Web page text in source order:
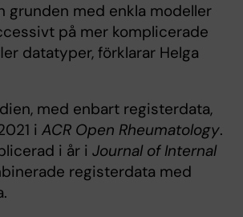
grunden med enkla modeller
på mer komplicerade
datatyper, förklarar Helga
med enbart registerdata,
i ACR Open Rheumatology.
i år i Journal of Internal
registerdata med